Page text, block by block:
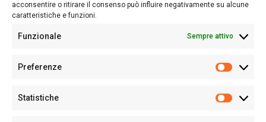
acconsentire o ritirare il consenso può influire negativamente su alcune
caratteristiche e funzioni.
Funzionale Sempre attivo
Preferenze
Statistiche
Sede:Via Cristoforo Colombo 09013 Carbonia
Partita IVA02270380922